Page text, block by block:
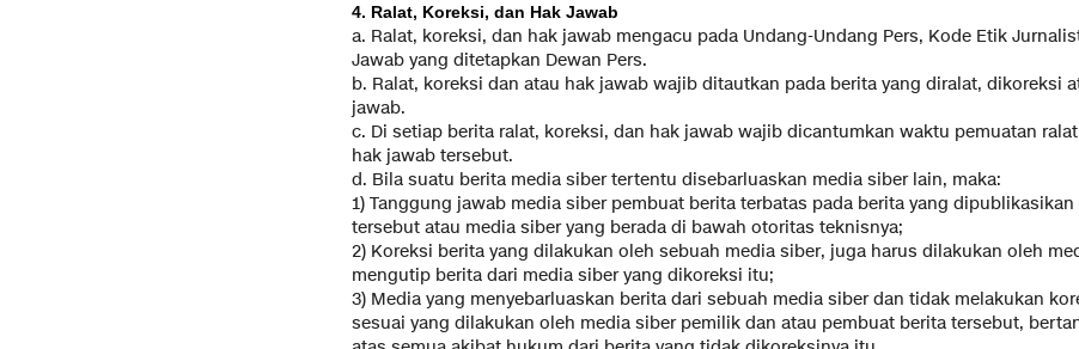
4. Ralat, Koreksi, dan Hak Jawab
a. Ralat, koreksi, dan hak jawab mengacu pada Undang-Undang Pers, Kode Etik
Jawab yang ditetapkan Dewan Pers.
b. Ralat, koreksi dan atau hak jawab wajib ditautkan pada berita yang diralat, dikoreksi
jawab.
c. Di setiap berita ralat, koreksi, dan hak jawab wajib dicantumkan waktu pemuatan
hak jawab tersebut.
d. Bila suatu berita media siber tertentu disebarluaskan media siber lain, maka:
1) Tanggung jawab media siber pembuat berita terbatas pada berita yang
tersebut atau media siber yang berada di bawah otoritas teknisnya;
2) Koreksi berita yang dilakukan oleh sebuah media siber, juga harus dilakukan oleh
mengutip berita dari media siber yang dikoreksi itu;
3) Media yang menyebarluaskan berita dari sebuah media siber dan tidak melakukan
sesuai yang dilakukan oleh media siber pemilik dan atau pembuat berita tersebut,